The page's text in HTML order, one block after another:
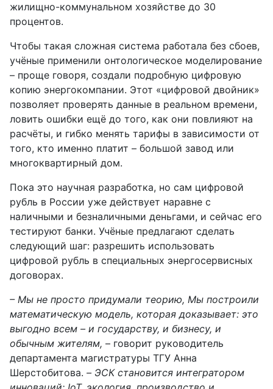
жилищно-коммунальном хозяйстве до 30
процентов.
Чтобы такая сложная система работала без сбоев,
учёные применили онтологическое моделирование
– проще говоря, создали подробную цифровую
копию энергокомпании. Этот «цифровой двойник»
позволяет проверять данные в реальном времени,
ловить ошибки ещё до того, как они повлияют на
расчёты, и гибко менять тарифы в зависимости от
того, кто именно платит – большой завод или
многоквартирный дом.
Пока это научная разработка, но сам цифровой
рубль в России уже действует наравне с
наличными и безналичными деньгами, и сейчас его
тестируют банки. Учёные предлагают сделать
следующий шаг: разрешить использовать
цифровой рубль в специальных энергосервисных
договорах.
– Мы не просто придумали теорию, Мы построили
математическую модель, которая доказывает: это
выгодно всем – и государству, и бизнесу, и
обычным жителям, – говорит руководитель
департамента магистратуры ТГУ Анна
Шерстобитова. – ЭСК становится интегратором